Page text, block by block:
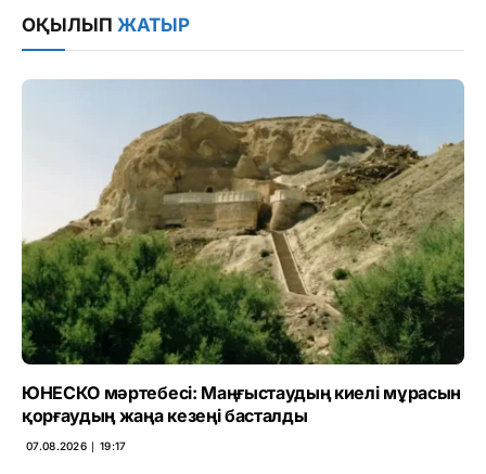
ОҚЫЛЫП ЖАТЫР
ЮНЕСКО мәртебесі: Маңғыстаудың киелі мұрасын
қорғаудың жаңа кезеңі басталды
07.08.2026 ∣ 19:17